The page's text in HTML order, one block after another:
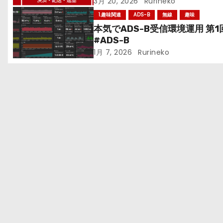
ー
シ
ョ
1.趣味関連 ADS-B 無線 趣味
本気でADS-B受信環境運用 第1
#ADS-B
1月 7, 2026 Rurineko